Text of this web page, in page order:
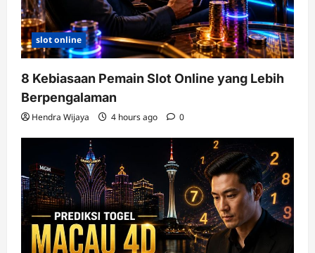
slot online
8 Kebiasaan Pemain Slot Online yang Lebih
Berpengalaman
Hendra Wijaya 4 hours ago 0